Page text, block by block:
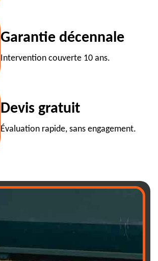
Garantie décennale
Intervention couverte 10 ans.
Devis gratuit
Évaluation rapide, sans engagement.